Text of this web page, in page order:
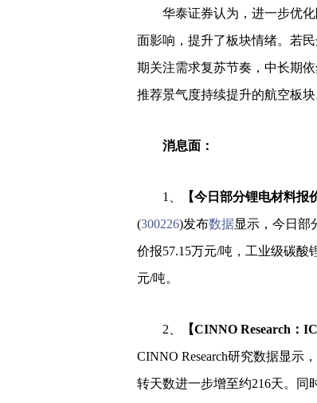
华泰证券认为，进一步优
面影响，提升了板块情绪。若
期关注需求复苏节奏，中长期
推荐景气度持续提升的航空板块
消息面：
1、 【今日部分锂电材料报
(300226)发布数据显示，今日部
价报57.15万元/吨，工业级碳酸
元/吨。
2、 【CINNO Research：
CINNO Research研究数据显示
转天数进一步增至约216天。同